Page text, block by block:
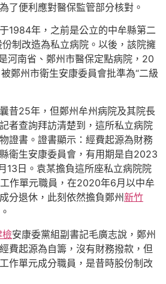
了便利應對醫保監管部分核對。
1984年，之前是公立的中牟縣第二
制改造為私立病院。以後，該院擁
河南省、鄭州市醫保定點病院，20
鄭州市衛生安康委員會批準為“二級
昔25年，但鄭州牟州病院及其院長
者查詢拜訪清楚到，這所私立病院
證書。證書顯示：經費起源為財務
衛生安康委員會，有用期是自2023
13日。袁某擔負這所座私立病院院
作單元職員，在2020年6月以中牟
分退休，此刻依然擔負鄭州新竹
檢安康委黨組副書記毛廣志說，鄭州
費起源為自籌，沒有財務撥款，但
作單元成分職員，是昔時股份制改